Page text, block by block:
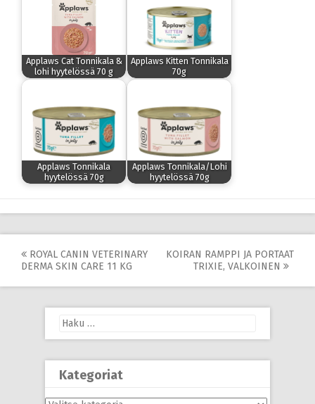
Applaws Cat Tonnikala &
lohi hyytelössä 70 g
Applaws Kitten Tonnikala
70g
Applaws Tonnikala
hyytelössä 70g
Applaws Tonnikala/Lohi
hyytelössä 70g
Post
ROYAL CANIN VETERINARY
DERMA SKIN CARE 11 KG
KOIRAN RAMPPI JA PORTAAT
TRIXIE, VALKOINEN
Haku:
Kategoriat